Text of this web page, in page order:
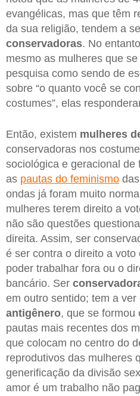
evangélicas, mas que têm
da sua religião, tendem a
conservadoras. No
mesmo as mulheres que
pesquisa como sendo de
sobre “o quanto você se
costumes”, elas
Então, existem mulheres
conservadoras nos
sociológica e geracional de
as pautas do feminismo
ondas já foram muito
mulheres terem direito a
não são questões
direita. Assim, ser
é ser contra o direito a
poder trabalhar fora ou o
bancário. Ser
em outro sentido; tem a ver
antigênero, que se formou
pautas mais recentes dos
que colocam no centro do
reprodutivos das mulheres
generificação da divisão
amor é um trabalho não